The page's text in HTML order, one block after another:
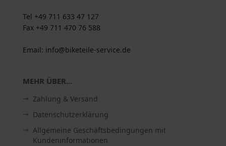
Tel +49 711 633 47 127
Fax +49 711 470 76 588
Email: info@biketeile-service.de
MEHR ÜBER...
Zahlung & Versand
Datenschutzerklärung
Allgemeine Geschäftsbedingungen mit
Kundeninformationen